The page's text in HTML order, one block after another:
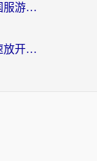
在英国打炉石传说卡吗？海外党国服游戏不卡顿的终极指南
海外党必看！那个手游加速器加速放开那三国3最好？一篇解决国服游戏卡顿难题